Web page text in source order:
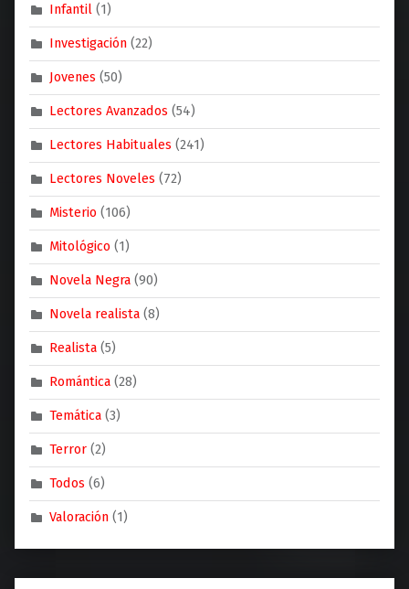
Infantil (1)
Investigación (22)
Jovenes (50)
Lectores Avanzados (54)
Lectores Habituales (241)
Lectores Noveles (72)
Misterio (106)
Mitológico (1)
Novela Negra (90)
Novela realista (8)
Realista (5)
Romántica (28)
Temática (3)
Terror (2)
Todos (6)
Valoración (1)